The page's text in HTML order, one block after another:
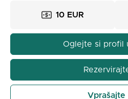
10 EUR
Oglejte si profil
Vprašajte